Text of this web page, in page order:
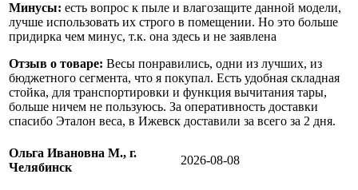
Минусы: есть вопрос к пыле и влагозащите данной модели,
лучше использовать их строго в помещении. Но это больше
придирка чем минус, т.к. она здесь и не заявлена
Отзыв о товаре: Весы понравились, одни из лучших, из
бюджетного сегмента, что я покупал. Есть удобная складная
стойка, для транспортировки и функция вычитания тары,
больше ничем не пользуюсь. За оперативность доставки
спасибо Эталон веса, в Ижевск доставили за всего за 2 дня.
Ольга Ивановна М., г.
Челябинск
2026-08-08